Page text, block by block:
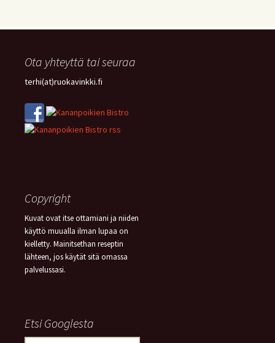
Ota yhteyttä tai seuraa
terhi(at)ruokavinkki.fi
Copyright
Kuvat ovat itse ottamiani ja niiden
käyttö muualla ilman lupaa on
kielletty. Mainitsethan reseptin
lähteen, jos käytät sitä omassa
palvelussasi.
Etsi Googlesta